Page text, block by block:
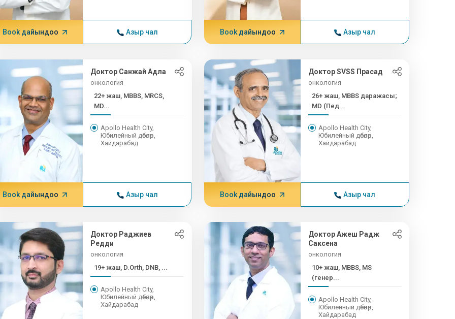
Book дайындоо Азыр чал Book дайындоо Азыр чал
Доктор Санжай Адла
онкология
22+ жаш, MBBS, MRCS,
MD...
Apollo Health City,
Юбилейный дөбөлөр,
Хайдарабад
Book дайындоо Азыр чал
Доктор SVSS Прасад
онкология
26+ жаш, MBBS даражасы;
MD (Пед...
Apollo Health City,
Юбилейный дөбөлөр,
Хайдарабад
Book дайындоо Азыр чал
Доктор Раджиев
Редди
онкология
19+ жаш, D.Orth, DNB, ...
Apollo Health City,
Юбилейный дөбөлөр,
Хайдарабад
Доктор Ажеш Радж
Саксена
онкология
10+ жаш, MBBS, MS
(генер...
Apollo Health City,
Юбилейный дөбөлөр,
Хайдарабад